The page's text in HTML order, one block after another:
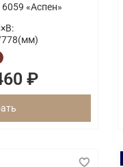
«Аспен»
778(мм)
₽